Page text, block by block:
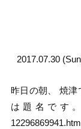
2017.07.30
昨日の朝、 焼津
は題名です。